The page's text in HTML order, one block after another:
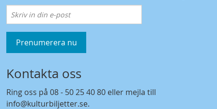
Prenumerera nu
Kontakta oss
Ring oss på08 - 50 25 40 80 eller mejla till
info@kulturbiljetter.se.